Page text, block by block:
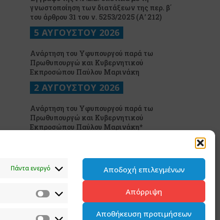
Πάντα ενεργό Αποδοχή επιλεγμένων
Απόρριψη
Αποθήκευση προτιμήσεων
γνωστοποίηση των διατάξεων της περ. β΄
του άρθρου 31 του ν. 5253/2025 (Α’ 212)
5 ΑΥΓΟΥΣΤΟΥ 2026
Ανάρτηση του Υφυπουργού παρά τω
Πρωθυπουργώ και Κυβερνητικού
Εκπροσώπου Παύλου Μαρινάκη
2 ΑΥΓΟΥΣΤΟΥ 2026
Ανάρτηση του Υφυπουργού παρά τω
Πρωθυπουργώ και Κυβερνητικού
Εκπροσώπου Παύλου Μαρινάκη*
Σημεία συνέντευξης του Υφυπουργού παρά
τω Πρωθυπουργώ και Κυβερνητικού
Εκπροσώπου στον ΠΑΡΑΠΟΛΙΤΙΚΑ FM
31 ΙΟΥΛΙΟΥ 2026
Ανακοίνωση του Υφυπουργού παρά τω